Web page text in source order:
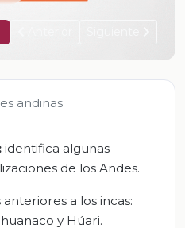
andinas
identifica algunas
de los Andes.
anteriores a los incas:
y Húari.